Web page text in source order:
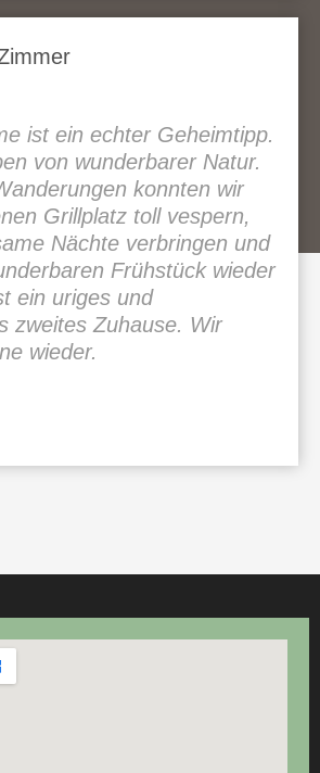
ist ein echter Geheimtipp.
von wunderbarer Natur.
konnten wir
Grillplatz toll vespern,
Nächte verbringen und
Frühstück wieder
ein uriges und
zweites Zuhause. Wir
wieder.